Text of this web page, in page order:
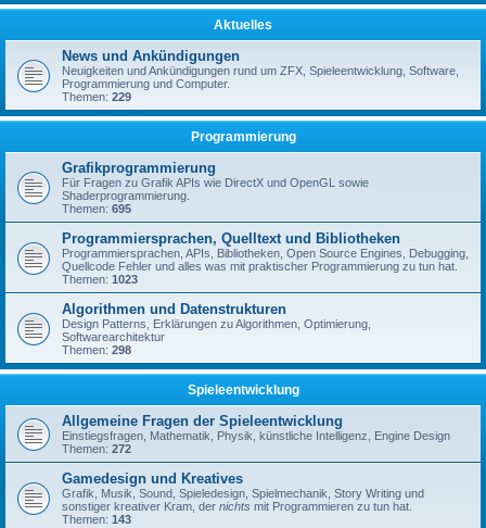
Aktuelles
News und Ankündigungen
Neuigkeiten und Ankündigungen rund um ZFX, Spieleentwicklung, Software,
Programmierung und Computer.
Themen: 229
Programmierung
Grafikprogrammierung
Für Fragen zu Grafik APIs wie DirectX und OpenGL sowie
Shaderprogrammierung.
Themen: 695
Programmiersprachen, Quelltext und Bibliotheken
Programmiersprachen, APIs, Bibliotheken, Open Source Engines, Debugging,
Quellcode Fehler und alles was mit praktischer Programmierung zu tun hat.
Themen: 1023
Algorithmen und Datenstrukturen
Design Patterns, Erklärungen zu Algorithmen, Optimierung,
Softwarearchitektur
Themen: 298
Spieleentwicklung
Allgemeine Fragen der Spieleentwicklung
Einstiegsfragen, Mathematik, Physik, künstliche Intelligenz, Engine Design
Themen: 272
Gamedesign und Kreatives
Grafik, Musik, Sound, Spieledesign, Spielmechanik, Story Writing und
sonstiger kreativer Kram, der nichts mit Programmieren zu tun hat.
Themen: 143